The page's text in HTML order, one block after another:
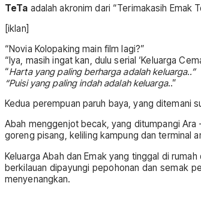
TeTa adalah akronim dari “Terimakasih Emak
[iklan]
“Novia Kolopaking main film lagi?”
“Iya, masih ingat kan, dulu serial ‘Keluarga
“Harta yang paling berharga adalah keluarga..”
“Puisi yang paling indah adalah keluarga..”
Kedua perempuan paruh baya, yang ditemani
Abah menggenjot becak, yang ditumpangi
goreng pisang, keliling kampung dan terminal
Keluarga Abah dan Emak yang tinggal di
berkilauan dipayungi pepohonan dan semak
menyenangkan.